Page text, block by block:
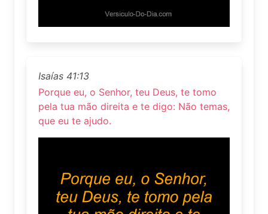
Isaías 41:13
Porque eu, o Senhor, teu Deus, te tomo
pela tua mão direita e te digo: Não temas,
que eu te ajudo.